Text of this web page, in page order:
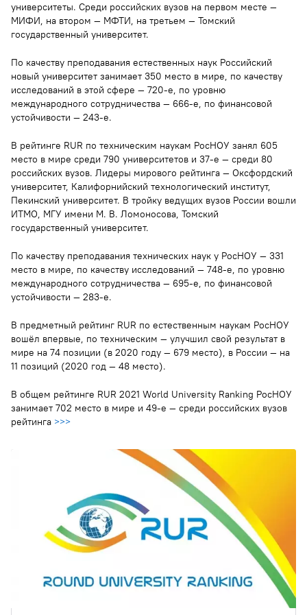
университеты. Среди российских вузов на первом месте —
МИФИ, на втором — МФТИ, на третьем — Томский
государственный университет.
По качеству преподавания естественных наук Российский
новый университет занимает 350 место в мире, по качеству
исследований в этой сфере — 720-е, по уровню
международного сотрудничества — 666-е, по финансовой
устойчивости — 243-е.
В рейтинге RUR по техническим наукам РосНОУ занял 605
место в мире среди 790 университетов и 37-е — среди 80
российских вузов. Лидеры мирового рейтинга — Оксфордский
университет, Калифорнийский технологический институт,
Пекинский университет. В тройку ведущих вузов России вошли
ИТМО, МГУ имени М. В. Ломоносова, Томский
государственный университет.
По качеству преподавания технических наук у РосНОУ — 331
место в мире, по качеству исследований — 748-е, по уровню
международного сотрудничества — 695-е, по финансовой
устойчивости — 283-е.
В предметный рейтинг RUR по естественным наукам РосНОУ
вошёл впервые, по техническим — улучшил свой результат в
мире на 74 позиции (в 2020 году — 679 место), в России — на
11 позиций (2020 год — 48 место).
В общем рейтинге RUR 2021 World University Ranking РосНОУ
занимает 702 место в мире и 49-е — среди российских вузов
рейтинга >>>